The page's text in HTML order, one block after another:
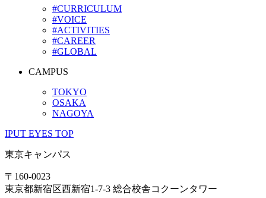
#CURRICULUM
#VOICE
#ACTIVITIES
#CAREER
#GLOBAL
CAMPUS
TOKYO
OSAKA
NAGOYA
IPUT EYES TOP
東京キャンパス
〒160-0023
東京都新宿区西新宿1-7-3 総合校舎コクーンタワー